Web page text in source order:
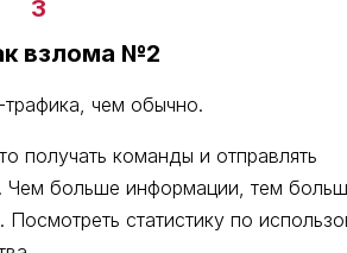
3
взлома №2
чем обычно.
команды и отправлять
больше информации, тем
Посмотреть статистику по